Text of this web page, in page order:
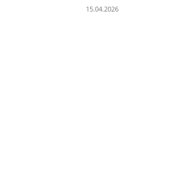
15.04.2026